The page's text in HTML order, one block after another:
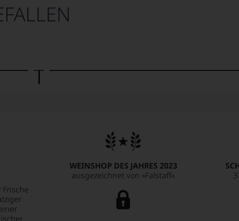
Frische
WEINSHOP DES JAHRES 2023
ausgezeichnet von »Falstaff«